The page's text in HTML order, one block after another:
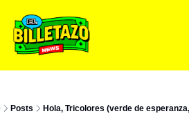
Posts Hola, Tricolores (verde de